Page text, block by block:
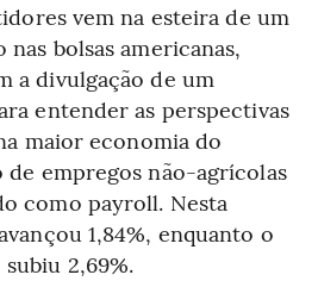
vem na esteira de um
bolsas americanas,
a divulgação de um
entender as perspectivas
maior economia do
empregos não-agrícolas
como payroll. Nesta
1,84%, enquanto o
2,69%.